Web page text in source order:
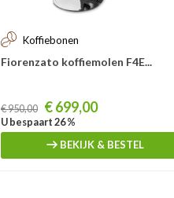
Koffiebonen
Fiorenzato koffiemolen F4E...
Prijs
€ 950,00 € 699,00
U bespaart 26 %
BEKIJK & BESTEL